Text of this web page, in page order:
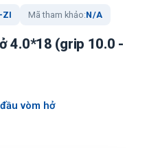
ZI Mã tham khảo:N/A
4.0*18 (grip 10.0 -
vòm hở